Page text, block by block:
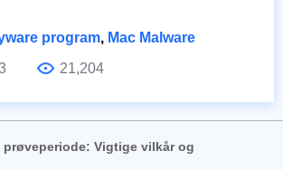
program, Mac Malware
21,204
Vigtige vilkår og